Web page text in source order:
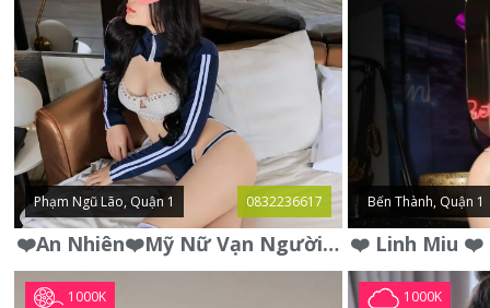
Phạm Ngũ Lão, Quận 1 0832236617
❤️An Nhiên❤️Mỹ Nữ Vạn Người Mê,Da Trắng, Mặt Xynh, Đẹp Từng
Bến Thành, Quận 1
1000K 1000K